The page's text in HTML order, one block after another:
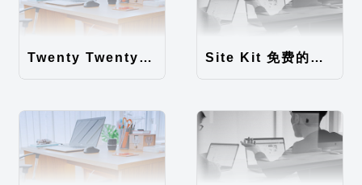
Twenty Twenty-Five 免费的WordPress内容主题 Site Kit 免费的WordPress数据统计插件